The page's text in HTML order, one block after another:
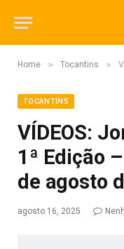
Home » Tocantins »
TOCANTINS
VÍDEOS:
1ª Edição
de agosto
agosto 16, 2025